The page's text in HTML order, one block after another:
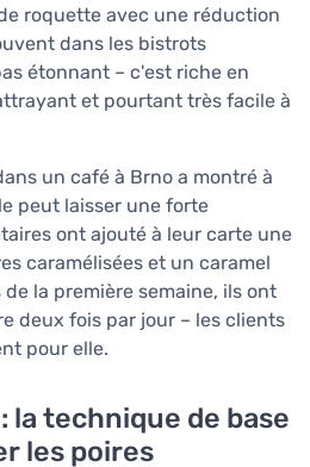
roquette avec une réduction
dans les bistrots
étonnant – c'est riche en
et pourtant très facile à
un café à Brno a montré à
peut laisser une forte
ont ajouté à leur carte une
caramélisées et un caramel
la première semaine, ils ont
deux fois par jour – les clients
pour elle.
la technique de base
les poires